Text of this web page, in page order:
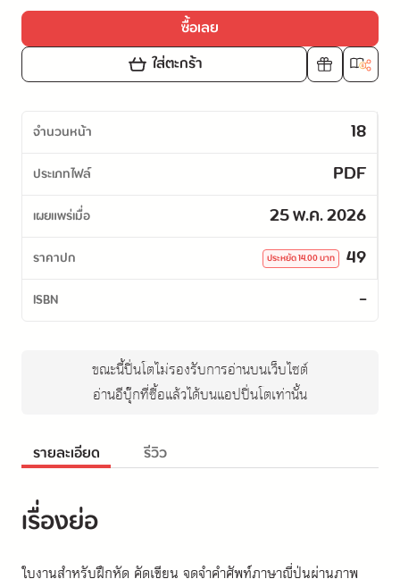
ซื้อเลย
ใส่ตะกร้า
จำนวนหน้า 18
ประเภทไฟล์ PDF
เผยแพร่เมื่อ 25 พ.ค. 2026
ราคาปก 49
ประหยัด14.00บาท
ISBN -
ขณะนี้ปิ่นโตไม่รองรับการอ่านบนเว็บไซต์
อ่านอีบุ๊กที่ซื้อแล้วได้บนแอปปิ่นโตเท่านั้น
รายละเอียด รีวิว
เรื่องย่อ
ใบงานสำหรับฝึกหัด คัดเขียน จดจำคำศัพท์ภาษาญี่ปุ่นผ่านภาพ